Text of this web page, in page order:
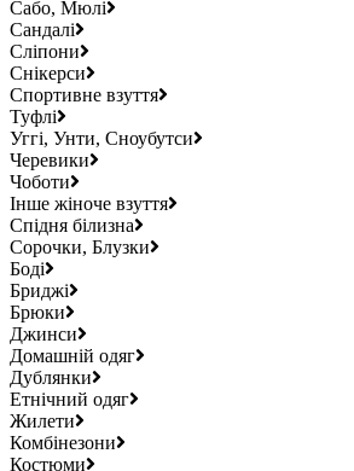
Сабо, Мюлі
Сандалі
Сліпони
Снікерси
Спортивне взуття
Туфлі
Уггі, Унти, Сноубутси
Черевики
Чоботи
Інше жіноче взуття
Спідня білизна
Сорочки, Блузки
Боді
Бриджі
Брюки
Джинси
Домашній одяг
Дублянки
Етнічний одяг
Жилети
Комбінезони
Костюми